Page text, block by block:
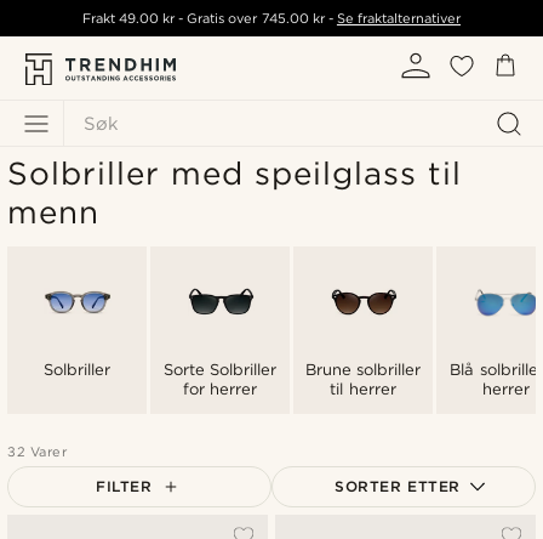
Søk
Frakt49.00 kr - Gratis over 745.00 kr- Se fraktalternativer
Solbriller med speilglass til
menn
Solbriller
Sorte Solbriller
for herrer
Brune solbriller
til herrer
Blå
herrer
32 Varer
FILTER SORTER ETTER